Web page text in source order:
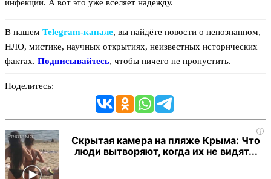
инфекции. А вот это уже вселяет надежду.
В нашем Telegram‑канале, вы найдёте новости о непознанном,
НЛО, мистике, научных открытиях, неизвестных исторических
фактах. Подписывайтесь, чтобы ничего не пропустить.
Поделитесь:
i
Скрытая камера на пляже Крыма: Что
люди вытворяют, когда их не видят...